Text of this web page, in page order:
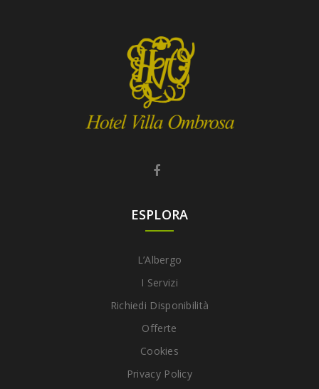
ESPLORA
L’Albergo
I Servizi
Richiedi Disponibilità
Offerte
Cookies
Privacy Policy